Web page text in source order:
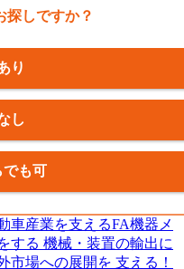
探しですか？
り
し
でも可